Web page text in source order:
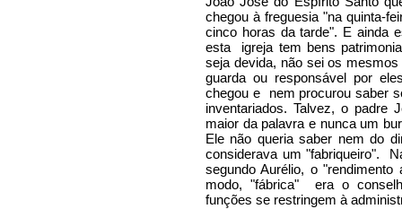
chegou à freguesia "na quinta-
cinco horas da tarde". E ainda
esta
igreja tem bens
seja devida, não sei os
guarda ou responsável por
chegou e
nem procurou saber
inventariados. Talvez, o padre
maior da palavra e nunca um
Ele não queria saber nem do
considerava um "fabriqueiro".
segundo Aurélio, o
modo, "fábrica"
era o
funções se restringem à